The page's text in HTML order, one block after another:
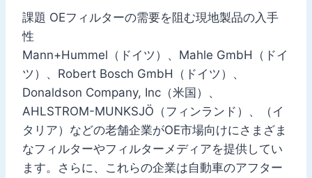
課題 OEフィルターの需要を阻む現地製品の入手
性
Mann+Hummel（ドイツ）、Mahle GmbH（ドイ
ツ）、Robert Bosch GmbH（ドイツ）、
Donaldson Company, Inc（米国）、
AHLSTROM-MUNKSJÖ（フィンランド）、（イ
タリア）などの老舗企業がOE市場向けにさまざま
なフィルターやフィルターメディアを提供してい
ます。さらに、これらの企業は自動車のアフター